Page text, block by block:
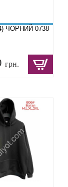
ЧОРНИЙ 0738
грн.